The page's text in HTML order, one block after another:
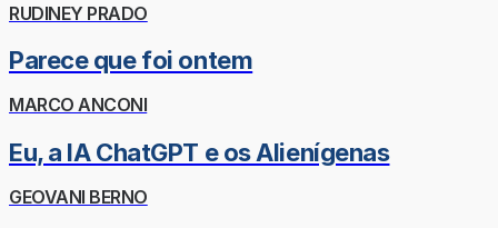
RUDINEY PRADO
Parece que foi ontem
MARCO ANCONI
Eu, a IA ChatGPT e os Alienígenas
GEOVANI BERNO